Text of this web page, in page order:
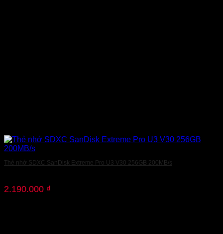
Thẻ nhớ SDXC SanDisk Extreme Pro U3 V30 256GB 200MB/s
2.190.000 ₫